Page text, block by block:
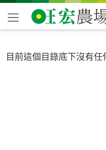
目前這個目錄底下沒有任